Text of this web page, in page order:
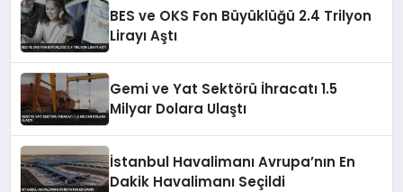
BES ve OKS Fon Büyüklüğü 2.4 Trilyon
Lirayı Aştı
Gemi ve Yat Sektörü İhracatı 1.5
Milyar Dolara Ulaştı
İstanbul Havalimanı Avrupa’nın En
Dakik Havalimanı Seçildi